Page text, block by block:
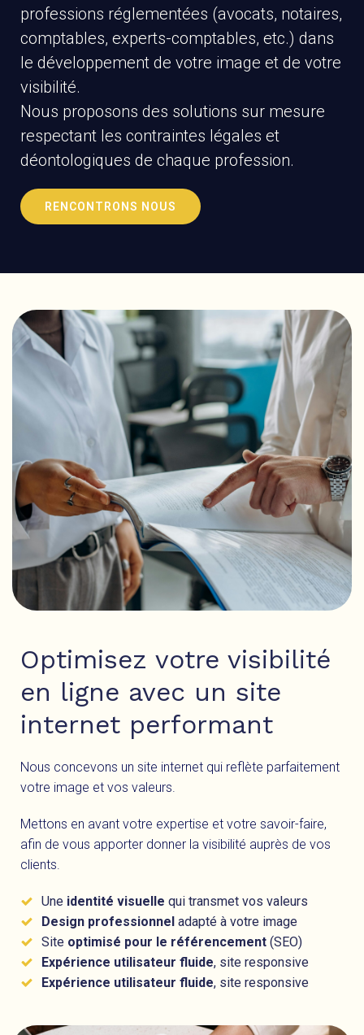
professions réglementées (avocats, notaires,
comptables, experts-comptables, etc.) dans
le développement de votre image et de votre
visibilité.
Nous proposons des solutions sur mesure
respectant les contraintes légales et
déontologiques de chaque profession.
RENCONTRONS NOUS
Optimisez votre visibilité
en ligne avec un site
internet performant
Nous concevons un site internet qui reflète parfaitement
votre image et vos valeurs.
Mettons en avant votre expertise et votre savoir-faire,
afin de vous apporter donner la visibilité auprès de vos
clients.
Une identité visuelle qui transmet vos valeurs
Design professionnel adapté à votre image
Site optimisé pour le référencement (SEO)
Expérience utilisateur fluide, site responsive
Expérience utilisateur fluide, site responsive